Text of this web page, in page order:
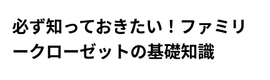
必ず知っておきたい！ファミリ
ークローゼットの基礎知識